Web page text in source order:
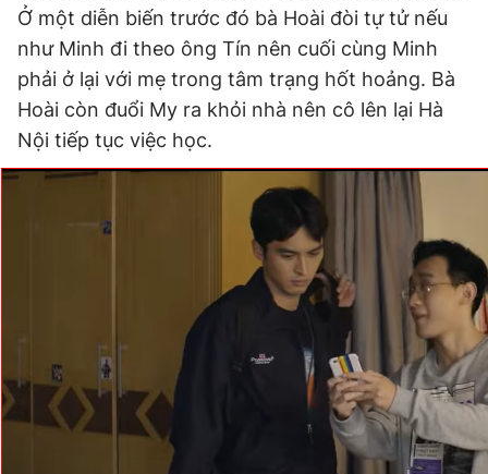
Theo dõi báo trên
Hotline Liên hệ quảng cáo
0908 780 404
Tòa soạn Chính sách bảo
Tổng biên tập: Nguyễn Ngọc Toàn
Phó tổng biên tập thường trực: Hải Thành
Phó tổng biên tập: Lâm Hiếu Dũng
Phó tổng biên tập: Trần Việt Hưng
Tổng thư ký tòa soạn: Đức Trung
Giấy phép xuất bản số 110/GP - BTTTT cấp ngày 24.3.2020
© 2003-2026 Bản quyền thuộc về Báo Thanh Niên. Cấm sao
chép dưới mọi hình thức nếu không có sự chấp thuận bằng văn
Ở một diễn biến trước đó bà Hoài đòi tự tử nếu
như Minh đi theo ông Tín nên cuối cùng Minh
phải ở lại với mẹ trong tâm trạng hốt hoảng. Bà
Hoài còn đuổi My ra khỏi nhà nên cô lên lại Hà
Nội tiếp tục việc học.